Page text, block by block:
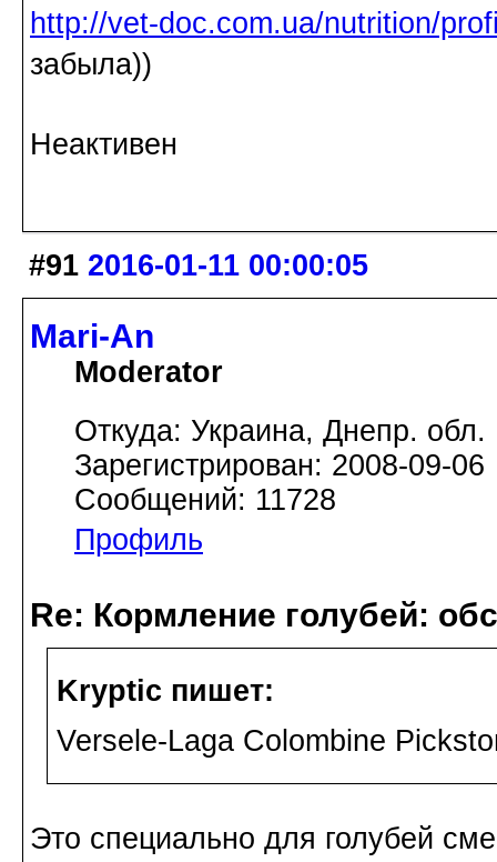
http://vet-doc.com.ua/nutrition/
забыла))
Неактивен
#91 2016-01-11 00:00:05
Mari-An
Moderator
Откуда: Украина, Днепр. обл.
Зарегистрирован: 2008-09-06
Сообщений: 11728
Профиль
Re: Кормление голубей:
Kryptic пишет:
Versele-Laga Colombine
Это специально для голубей